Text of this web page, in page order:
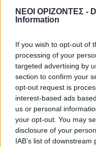
ΝΕΟΙ ΟΡΙΖΟΝΤΕΣ -
Information
If you wish to opt-out of
processing of your
targeted advertising by
section to confirm your
opt-out request is
interest-based ads
us or personal
your opt-out. You may
disclosure of your
IAB’s list of